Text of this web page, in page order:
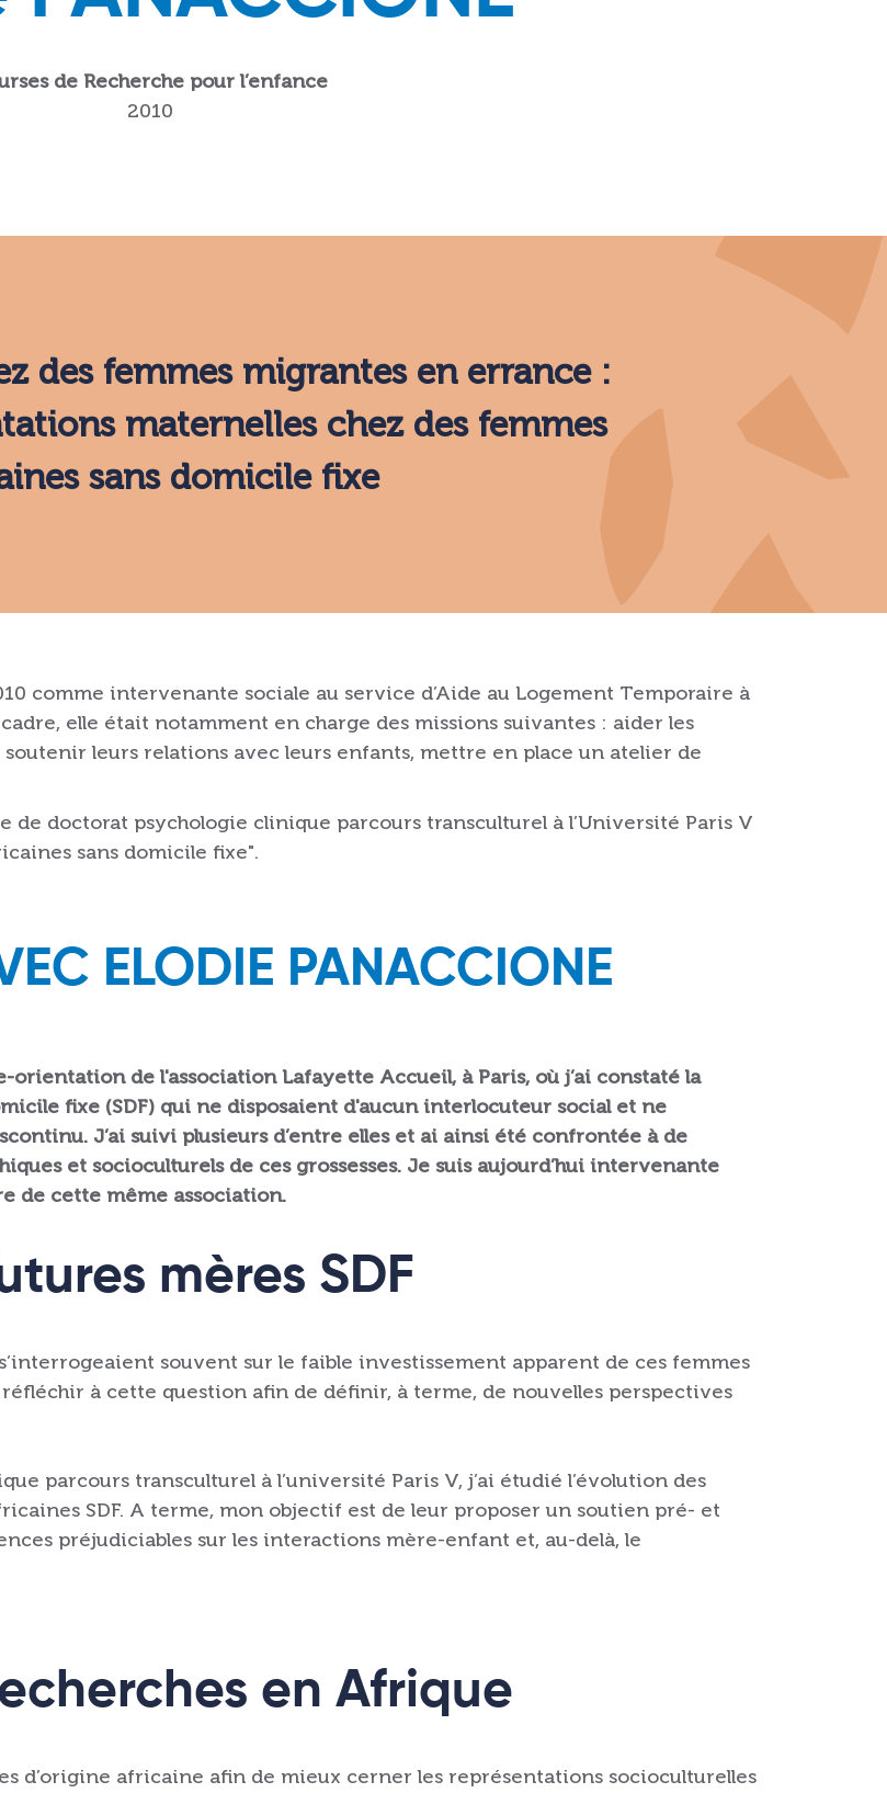
de Recherche pour l’enfance
2010
des femmes migrantes en errance :
maternelles chez des femmes
sans domicile fixe
comme intervenante sociale au service d’Aide au Logement Temporaire à
elle était notamment en charge des missions suivantes : aider les
leurs relations avec leurs enfants, mettre en place un atelier de
de doctorat psychologie clinique parcours transculturel à l’Université Paris V
sans domicile fixe".
ELODIE PANACCIONE
orientation de l'association Lafayette Accueil, à Paris, où j’ai constaté la
fixe (SDF) qui ne disposaient d'aucun interlocuteur social et ne
J’ai suivi plusieurs d’entre elles et ai ainsi été confrontée à de
et socioculturels de ces grossesses. Je suis aujourd’hui intervenante
de cette même association.
mères SDF
souvent sur le faible investissement apparent de ces femmes
réfléchir à cette question afin de définir, à terme, de nouvelles perspectives
parcours transculturel à l’université Paris V, j’ai étudié l’évolution des
SDF. A terme, mon objectif est de leur proposer un soutien pré- et
préjudiciables sur les interactions mère-enfant et, au-delà, le
en Afrique
d’origine africaine afin de mieux cerner les représentations socioculturelles